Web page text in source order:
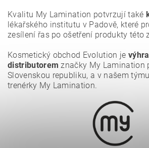
Kvalitu My Lamination potvrzují také
lékařského institutu v Padově, které
zesílení řas po ošetření produkty této
Kosmetický obchod Evolution je
distributorem značky My Lamination
Slovenskou republiku, a v našem
trenérky My Lamination.